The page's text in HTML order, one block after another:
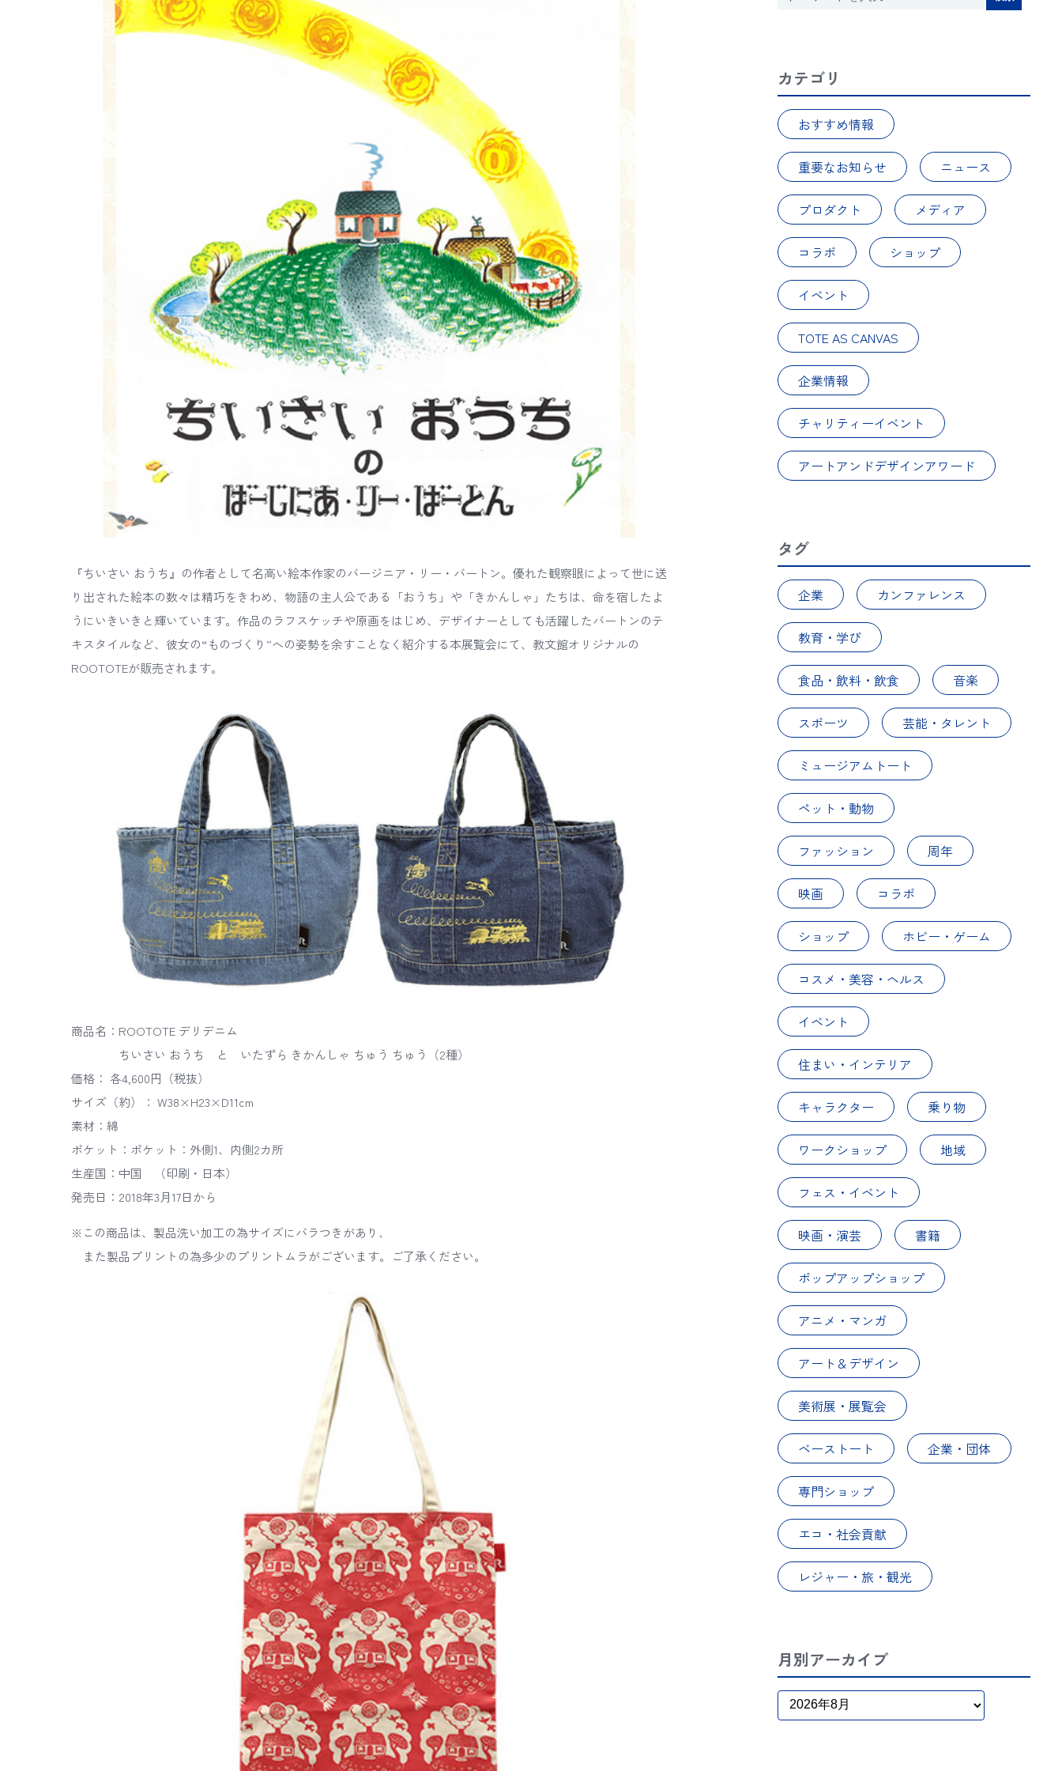
『ちいさい おうち』の作者として名高い絵本作家のバージニア・リー・バートン。優れた観察眼によって世に送
り出された絵本の数々は精巧をきわめ、物語の主人公である「おうち」や「きかんしゃ」たちは、命を宿したよ
うにいきいきと輝いています。作品のラフスケッチや原画をはじめ、デザイナーとしても活躍したバートンのテ
キスタイルなど、彼女の“ものづくり”への姿勢を余すことなく紹介する本展覧会にて、教文館オリジナルの
ROOTOTEが販売されます。
商品名：ROOTOTE デリデニム
ちいさい おうち と いたずら きかんしゃ ちゅう ちゅう（2種）
価格： 各4,600円（税抜）
サイズ（約）： W38×H23×D11cm
素材：綿
ポケット：ポケット：外側1、内側2カ所
生産国：中国 （印刷・日本）
発売日：2018年3月17日から
※この商品は、製品洗い加工の為サイズにバラつきがあり、
また製品プリントの為多少のプリントムラがございます。ご了承ください。
カテゴリ
おすすめ情報
重要なお知らせ ニュース
プロダクト メディア
コラボ ショップ
イベント
TOTE AS CANVAS
企業情報
チャリティーイベント
アートアンドデザインアワード
タグ
企業 カンファレンス
教育・学び
食品・飲料・飲食 音楽
スポーツ 芸能・タレント
ミュージアムトート
ペット・動物
ファッション 周年
映画 コラボ
ショップ ホビー・ゲーム
コスメ・美容・ヘルス
イベント
住まい・インテリア
キャラクター 乗り物
ワークショップ 地域
フェス・イベント
映画・演芸 書籍
ポップアップショップ
アニメ・マンガ
アート＆デザイン
美術展・展覧会
ベーストート 企業・団体
専門ショップ
エコ・社会貢献
レジャー・旅・観光
月別アーカイブ